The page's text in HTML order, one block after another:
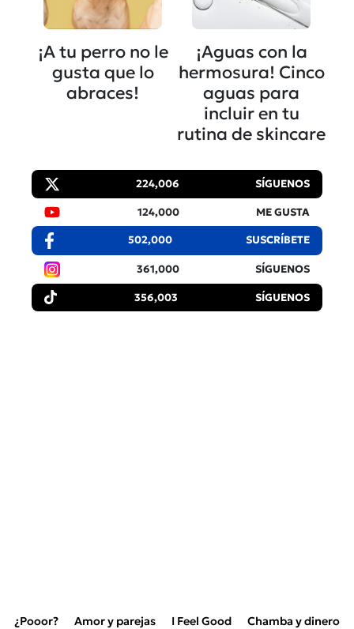
¡A tu perro no le
gusta que lo
abraces!
¡Aguas con la
hermosura! Cinco
aguas para
incluir en tu
rutina de skincare
224,006 SÍGUENOS
124,000 ME GUSTA
502,000 SUSCRÍBETE
361,000 SÍGUENOS
356,003 SÍGUENOS
¿Pooor? Amor y parejas I Feel Good Chamba y dinero